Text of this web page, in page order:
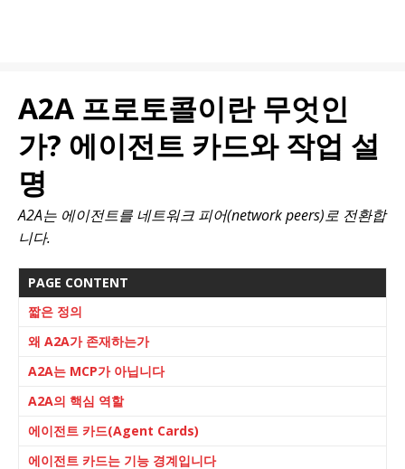
A2A 프로토콜이란 무엇인
가? 에이전트 카드와 작업 설
명
A2A는 에이전트를 네트워크 피어(network peers)로 전환합
니다.
PAGE CONTENT
짧은 정의
왜 A2A가 존재하는가
A2A는 MCP가 아닙니다
A2A의 핵심 역할
에이전트 카드(Agent Cards)
에이전트 카드는 기능 경계입니다